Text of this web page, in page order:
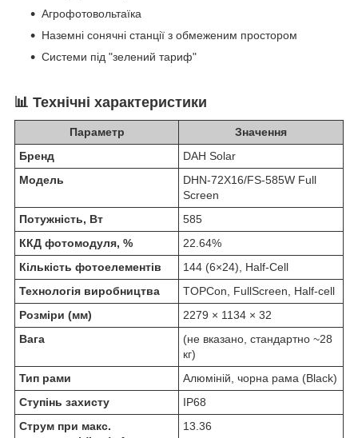
Агрофотовольтаїка
Наземні сонячні станції з обмеженим простором
Системи під "зелений тариф"
📊 Технічні характеристики
Параметр
Значення
Бренд
DAH Solar
Модель
DHN-72X16/FS-585W Full
Screen
Потужність, Вт
585
ККД фотомодуля, %
22.64%
Кількість фотоелементів
144 (6×24), Half-Cell
Технологія виробництва
TOPCon, FullScreen, Half-cell
Розміри (мм)
2279 × 1134 × 32
Вага
(не вказано, стандартно ~28
кг)
Тип рами
Алюміній, чорна рама (Black)
Ступінь захисту
IP68
Струм при макс.
13.36